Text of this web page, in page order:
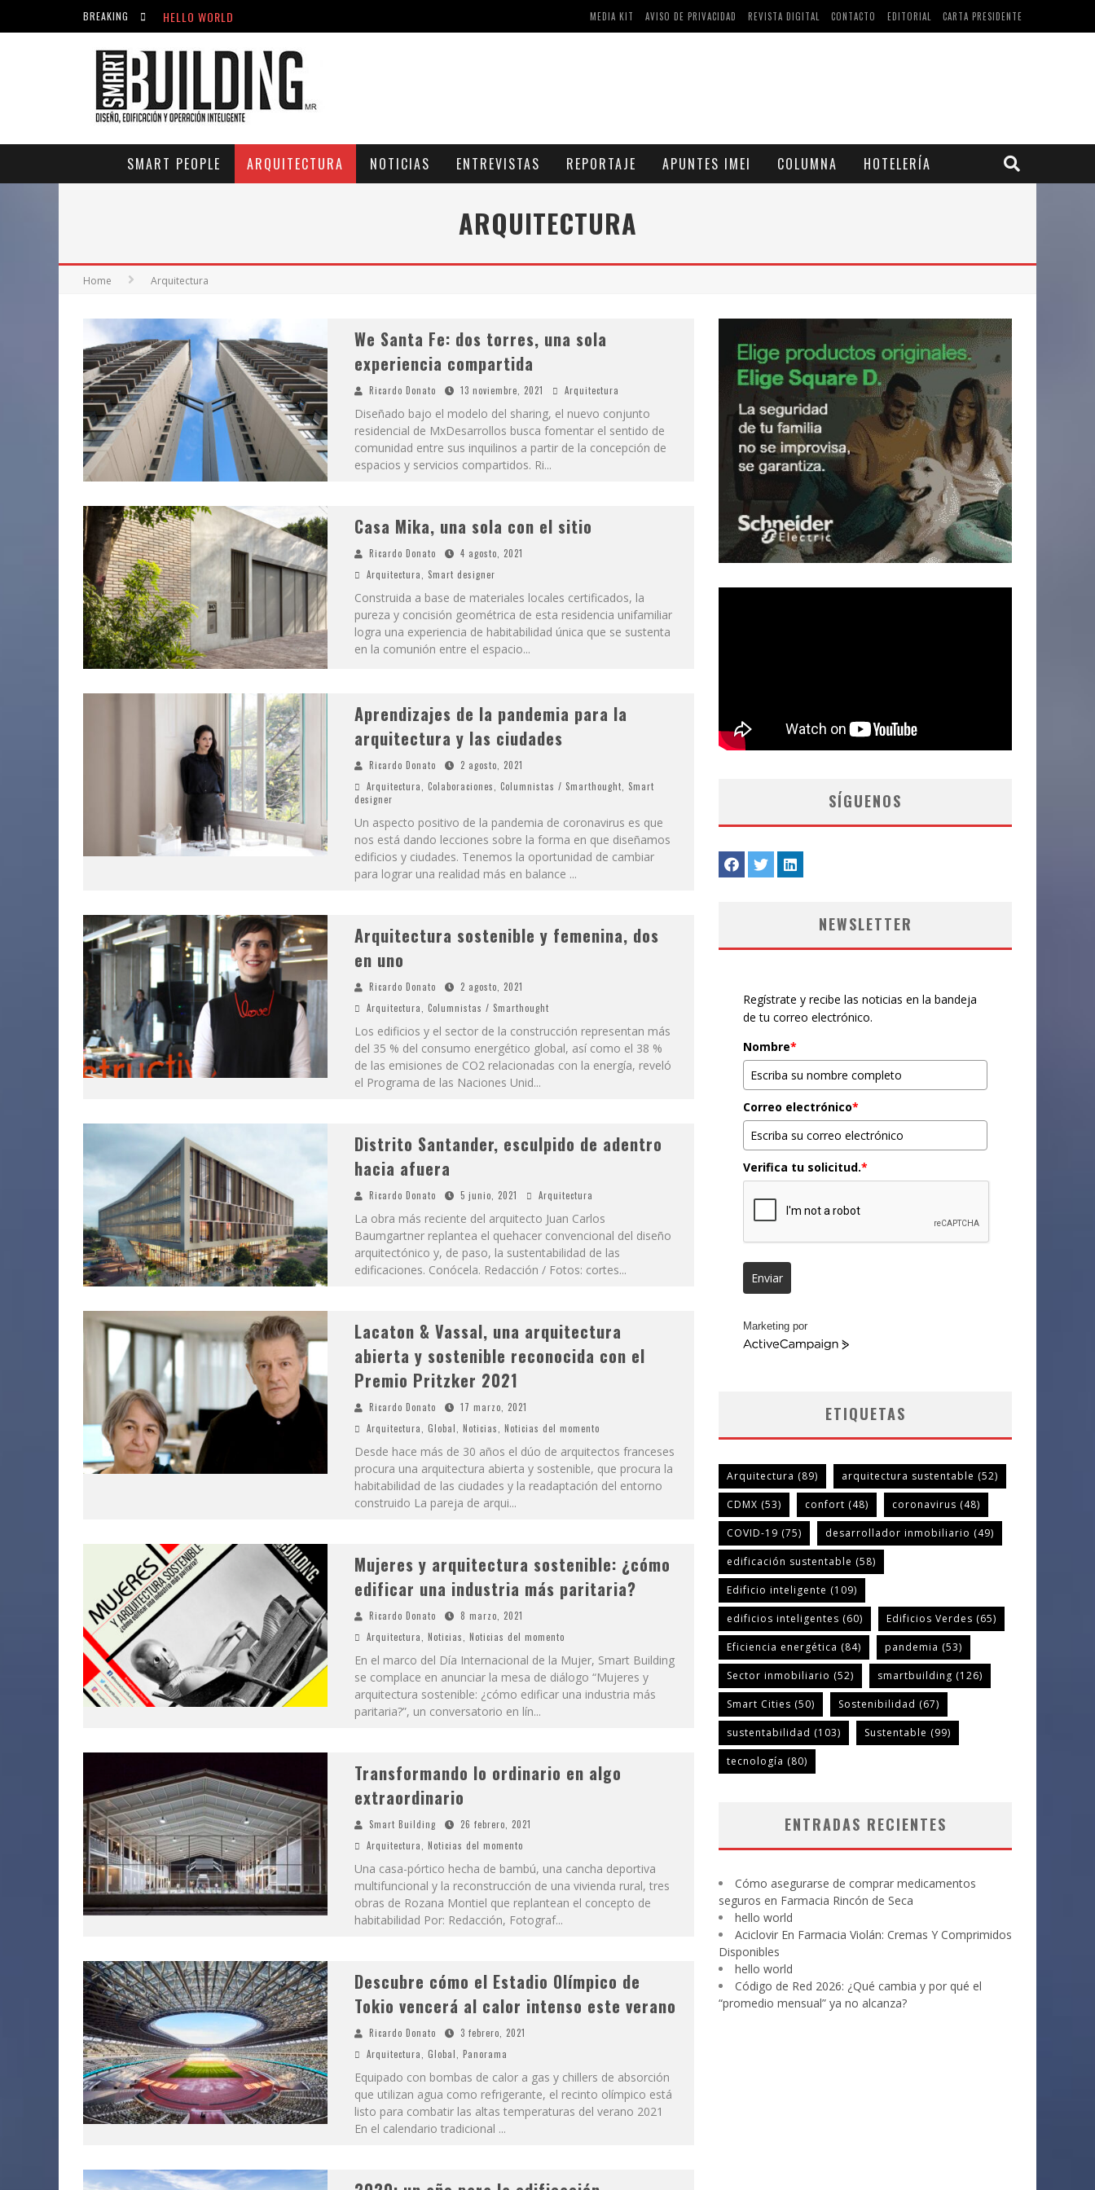
BREAKING
HELLO WORLD
ACICLOVIR EN FARMACIA VIOLÁN: CREMAS Y COMPRIMIDOS DISPONIBLES
CARTA PRESIDENTE
EDITORIAL
CONTACTO
REVISTA DIGITAL
AVISO DE PRIVACIDAD
MEDIA KIT
SMART PEOPLE ARQUITECTURA NOTICIAS ENTREVISTAS REPORTAJE APUNTES IMEI COLUMNA HOTELERÍA
ARQUITECTURA
Home Arquitectura
We Santa Fe: dos torres, una sola
experiencia compartida
Ricardo Donato 13 noviembre, 2021 Arquitectura
Diseñado bajo el modelo del sharing, el nuevo conjunto
residencial de MxDesarrollos busca fomentar el sentido de
comunidad entre sus inquilinos a partir de la concepción de
espacios y servicios compartidos. Ri...
Casa Mika, una sola con el sitio
Ricardo Donato
4 agosto, 2021
Arquitectura
Smart designer
Construida a base de materiales locales certificados, la
pureza y concisión geométrica de esta residencia unifamiliar
logra una experiencia de habitabilidad única que se sustenta
en la comunión entre el espacio...
Aprendizajes de la pandemia para la
arquitectura y las ciudades
Ricardo Donato
2 agosto, 2021
Arquitectura
Colaboraciones Columnistas / Smarthought
Smart
designer
Un aspecto positivo de la pandemia de coronavirus es que
nos está dando lecciones sobre la forma en que diseñamos
edificios y ciudades. Tenemos la oportunidad de cambiar
para lograr una realidad más en balance ...
Arquitectura sostenible y femenina, dos
en uno
Ricardo Donato
2 agosto, 2021
Arquitectura
Columnistas / Smarthought
Los edificios y el sector de la construcción representan más
del 35 % del consumo energético global, así como el 38 %
de las emisiones de CO2 relacionadas con la energía, reveló
el Programa de las Naciones Unid...
Distrito Santander, esculpido de adentro
hacia afuera
Ricardo Donato 5 junio, 2021 Arquitectura
La obra más reciente del arquitecto Juan Carlos
Baumgartner replantea el quehacer convencional del diseño
arquitectónico y, de paso, la sustentabilidad de las
edificaciones. Conócela. Redacción / Fotos: cortes...
Lacaton & Vassal, una arquitectura
abierta y sostenible reconocida con el
Premio Pritzker 2021
Ricardo Donato
17 marzo, 2021
Arquitectura
Global Noticias Noticias del momento
Desde hace más de 30 años el dúo de arquitectos franceses
procura una arquitectura abierta y sostenible, que procura la
habitabilidad de las ciudades y la readaptación del entorno
construido La pareja de arqui...
Mujeres y arquitectura sostenible: ¿cómo
edificar una industria más paritaria?
Ricardo Donato
8 marzo, 2021
Arquitectura
Noticias Noticias del momento
En el marco del Día Internacional de la Mujer, Smart Building
se complace en anunciar la mesa de diálogo “Mujeres y
arquitectura sostenible: ¿cómo edificar una industria más
paritaria?”, un conversatorio en lín...
Transformando lo ordinario en algo
extraordinario
Smart Building
26 febrero, 2021
Arquitectura
Noticias del momento
Una casa-pórtico hecha de bambú, una cancha deportiva
multifuncional y la reconstrucción de una vivienda rural, tres
obras de Rozana Montiel que replantean el concepto de
habitabilidad Por: Redacción, Fotograf...
Descubre cómo el Estadio Olímpico de
Tokio vencerá al calor intenso este verano
Ricardo Donato
3 febrero, 2021
Arquitectura
Global Panorama
Equipado con bombas de calor a gas y chillers de absorción
que utilizan agua como refrigerante, el recinto olímpico está
listo para combatir las altas temperaturas del verano 2021
En el calendario tradicional ...
SÍGUENOS
NEWSLETTER
Regístrate y recibe las noticias en la bandeja
de tu correo electrónico.
Nombre*
Correo electrónico*
Verifica tu solicitud.*
Enviar
Marketing por
ActiveCampaign
ETIQUETAS
Arquitectura (89) arquitectura sustentable (52)
CDMX (53) confort (48) coronavirus (48)
COVID-19 (75) desarrollador inmobiliario (49)
edificación sustentable (58)
Edificio inteligente (109)
edificios inteligentes (60) Edificios Verdes (65)
Eficiencia energética (84) pandemia (53)
Sector inmobiliario (52) smartbuilding (126)
Smart Cities (50) Sostenibilidad (67)
sustentabilidad (103) Sustentable (99)
tecnología (80)
ENTRADAS RECIENTES
Cómo asegurarse de comprar medicamentos
seguros en Farmacia Rincón de Seca
hello world
Aciclovir En Farmacia Violán: Cremas Y Comprimidos
Disponibles
hello world
Código de Red 2026: ¿Qué cambia y por qué el
“promedio mensual” ya no alcanza?